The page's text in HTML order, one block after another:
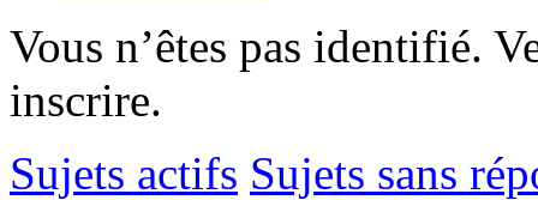
Vous n’êtes pas identifié.
inscrire.
Sujets actifs Sujets sans